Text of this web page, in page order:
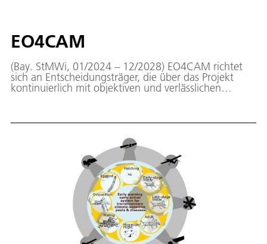
EO4CAM
(Bay. StMWi, 01/2024 – 12/2028) EO4CAM richtet
sich an Entscheidungsträger, die über das Projekt
kontinuierlich mit objektiven und verlässlichen
sollen.